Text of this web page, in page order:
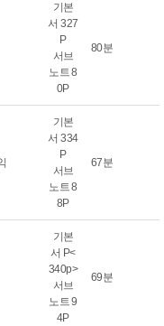
기본
서 327
P
서브
노트 8
0P
80분
기본
서 334
P
서브
노트 8
8P
67분
기본
서 P<
340p>
서브
노트 9
4P
69분